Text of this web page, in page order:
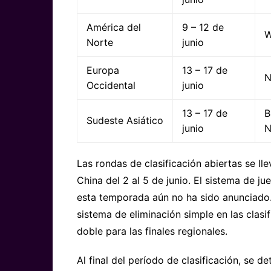
América del
Norte
9 – 12 de
junio
Europa
Occidental
13 – 17 de
junio
Sudeste Asiático
13 – 17 de
junio
Las rondas de clasificación abiertas se
China del 2 al 5 de junio. El sistema de
esta temporada aún no ha sido
sistema de eliminación simple en las
doble para las finales regionales.
Al final del período de clasificación, se